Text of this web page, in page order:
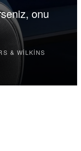
onu
& WILKINS